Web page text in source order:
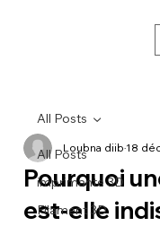
All Posts
imprimante 3D
Filament 3D
All Posts
Pourquoi
est-elle
Loubna diib18